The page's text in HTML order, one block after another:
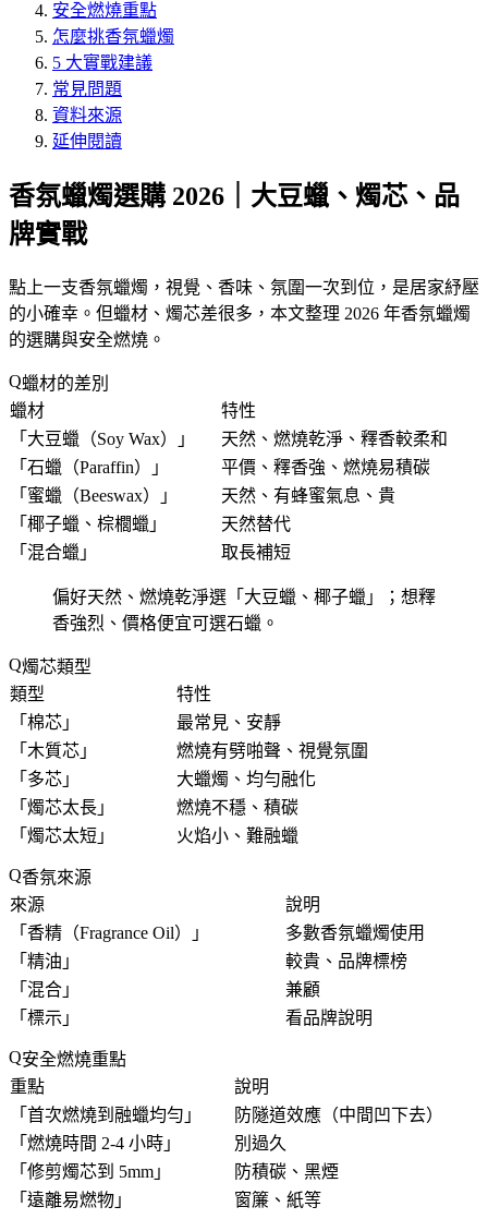
安全燃燒重點
怎麼挑香氛蠟燭
5 大實戰建議
常見問題
資料來源
延伸閱讀
香氛蠟燭選購 2026｜大豆蠟、燭芯、品
牌實戰
點上一支香氛蠟燭，視覺、香味、氛圍一次到位，是居家紓壓
的小確幸。但蠟材、燭芯差很多，本文整理 2026 年香氛蠟燭
的選購與安全燃燒。
蠟材的差別
蠟材
特性
「 大豆蠟（Soy Wax） 」
天然、燃燒乾淨、釋香較柔和
「 石蠟（Paraffin） 」
平價、釋香強、燃燒易積碳
「 蜜蠟（Beeswax） 」
天然、有蜂蜜氣息、貴
「 椰子蠟、棕櫚蠟 」
天然替代
「 混合蠟 」 取長補短
偏好天然、燃燒乾淨選「 大豆蠟、椰子蠟 」；想釋
香強烈、價格便宜可選石蠟。
燭芯類型
類型
特性
「 棉芯 」
最常見、安靜
「 木質芯 」
燃燒有劈啪聲、視覺氛圍
「 多芯 」
大蠟燭、均勻融化
「 燭芯太長 」
燃燒不穩、積碳
「 燭芯太短 」 火焰小、難融蠟
香氛來源
來源
說明
「 香精（Fragrance Oil） 」
多數香氛蠟燭使用
「 精油 」
較貴、品牌標榜
「 混合 」
兼顧
「 標示 」 看品牌說明
安全燃燒重點
重點
說明
「 首次燃燒到融蠟均勻 」
防隧道效應（中間凹下去）
「 燃燒時間 2-4 小時 」
別過久
「 修剪燭芯到 5mm 」
防積碳、黑煙
「 遠離易燃物 」 窗簾、紙等